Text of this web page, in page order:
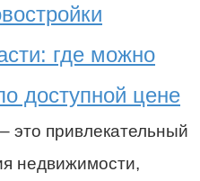
где можно
доступной цене
это привлекательный
недвижимости,